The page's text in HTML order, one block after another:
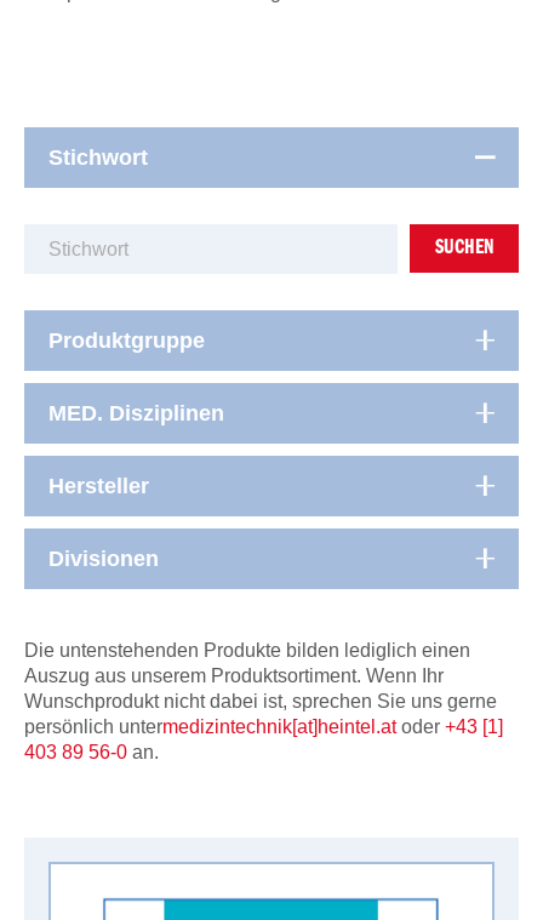
Stichwort
SUCHEN
Produktgruppe
MED. Disziplinen
Hersteller
Divisionen
Die untenstehenden Produkte bilden lediglich einen
Auszug aus unserem Produktsortiment. Wenn Ihr
Wunschprodukt nicht dabei ist, sprechen Sie uns gerne
persönlich untermedizintechnik[at]heintel.atoder +43 [1]
403 89 56-0 an.